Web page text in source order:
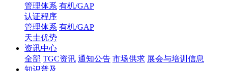
管理体系 有机/GAP
认证程序
管理体系 有机/GAP
天圭优势
资讯中心
全部 TGC资讯 通知公告 市场供求 展会与培训信息
知识普及